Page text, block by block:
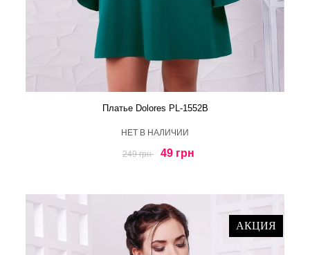
Платье Dolores PL-1552B
HЕТ В НАЛИЧИИ
249 грн 49 грн
АКЦИЯ